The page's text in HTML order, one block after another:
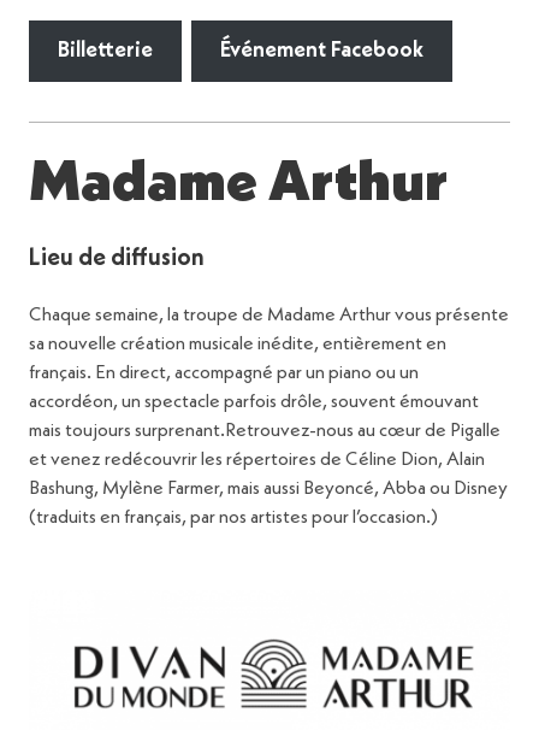
Billetterie Événement Facebook
Madame Arthur
Lieu de diffusion
Chaque semaine, la troupe de Madame Arthur vous présente
sa nouvelle création musicale inédite, entièrement en
français. En direct, accompagné par un piano ou un
accordéon, un spectacle parfois drôle, souvent émouvant
mais toujours surprenant.Retrouvez-nous au cœur de Pigalle
et venez redécouvrir les répertoires de Céline Dion, Alain
Bashung, Mylène Farmer, mais aussi Beyoncé, Abba ou Disney
(traduits en français, par nos artistes pour l’occasion.)